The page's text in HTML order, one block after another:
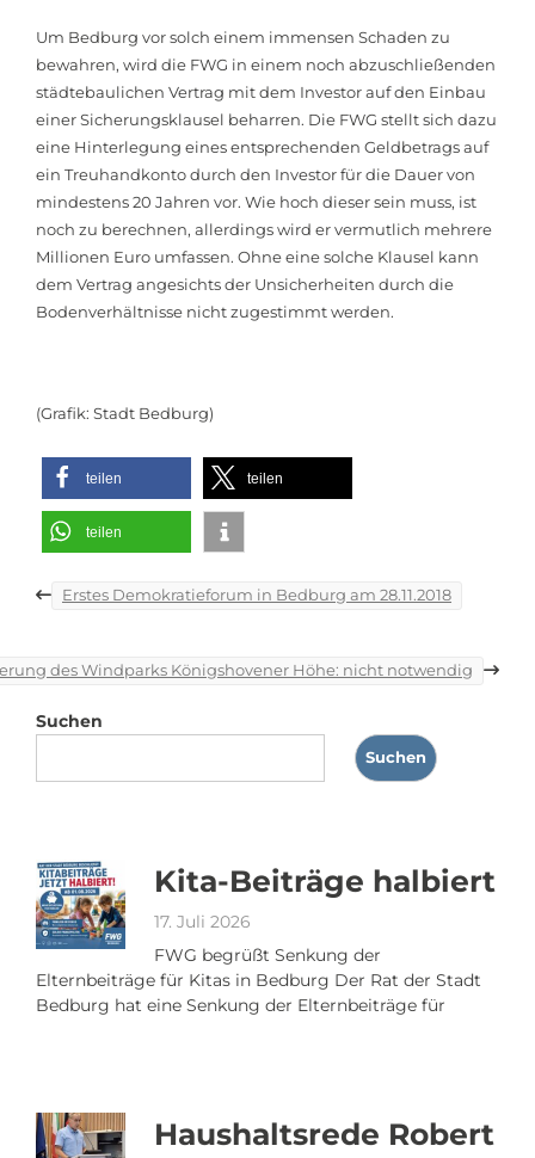
Um Bedburg vor solch einem immensen Schaden zu
bewahren, wird die FWG in einem noch abzuschließenden
städtebaulichen Vertrag mit dem Investor auf den Einbau
einer Sicherungsklausel beharren. Die FWG stellt sich dazu
eine Hinterlegung eines entsprechenden Geldbetrags auf
ein Treuhandkonto durch den Investor für die Dauer von
mindestens 20 Jahren vor. Wie hoch dieser sein muss, ist
noch zu berechnen, allerdings wird er vermutlich mehrere
Millionen Euro umfassen. Ohne eine solche Klausel kann
dem Vertrag angesichts der Unsicherheiten durch die
Bodenverhältnisse nicht zugestimmt werden.
(Grafik: Stadt Bedburg)
teilen teilen
teilen
Beitragsnavigation
Erstes Demokratieforum in Bedburg am 28.11.2018
des Windparks Königshovener Höhe: nicht notwendig
Suchen
Suchen
Kita-Beiträge halbiert
17. Juli 2026
FWG begrüßt Senkung der
Elternbeiträge für Kitas in Bedburg Der Rat der Stadt
Bedburg hat eine Senkung der Elternbeiträge für
Haushaltsrede Robert